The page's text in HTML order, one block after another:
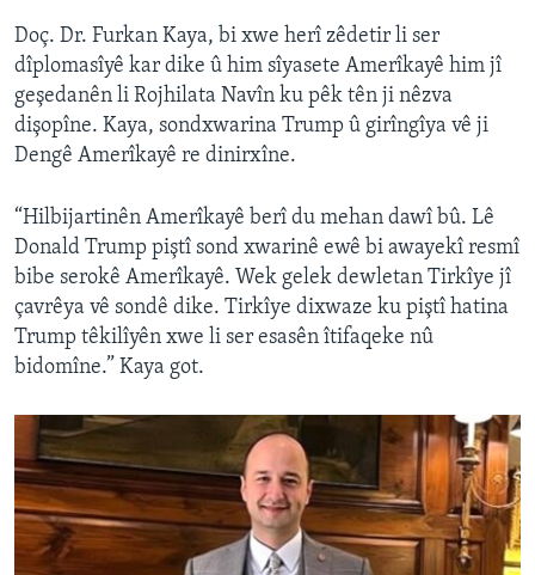
Doç. Dr. Furkan Kaya, bi xwe herî zêdetir li ser
dîplomasîyê kar dike û him sîyasete Amerîkayê him jî
geşedanên li Rojhilata Navîn ku pêk tên ji nêzva
dişopîne. Kaya, sondxwarina Trump û girîngîya vê ji
Dengê Amerîkayê re dinirxîne.
“Hilbijartinên Amerîkayê berî du mehan dawî bû. Lê
Donald Trump piştî sond xwarinê ewê bi awayekî resmî
bibe serokê Amerîkayê. Wek gelek dewletan Tirkîye jî
çavrêya vê sondê dike. Tirkîye dixwaze ku piştî hatina
Trump têkilîyên xwe li ser esasên îtifaqeke nû
bidomîne.” Kaya got.